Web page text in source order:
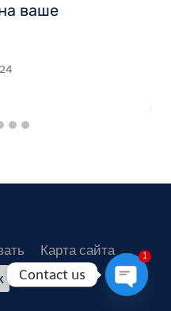
ваше
Карта сайта
Contact us
1